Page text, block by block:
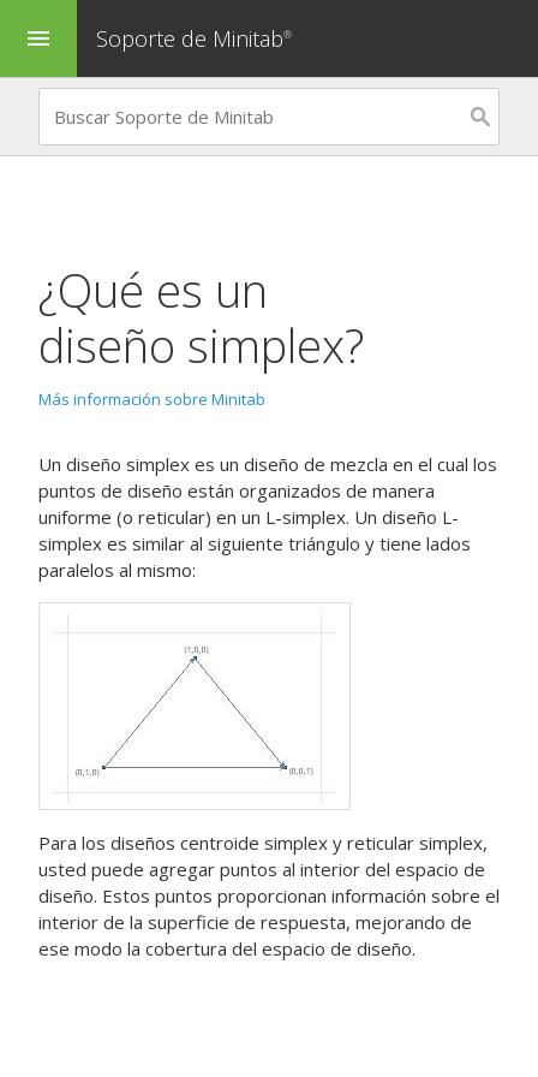
menu Soporte de Minitab®
¿Qué es un
diseño simplex?
Más información sobre Minitab
Un diseño simplex es un diseño de mezcla en el cual los
puntos de diseño están organizados de manera
uniforme (o reticular) en un L-simplex. Un diseño L-
simplex es similar al siguiente triángulo y tiene lados
paralelos al mismo:
Para los diseños centroide simplex y reticular simplex,
usted puede agregar puntos al interior del espacio de
diseño. Estos puntos proporcionan información sobre el
interior de la superficie de respuesta, mejorando de
ese modo la cobertura del espacio de diseño.